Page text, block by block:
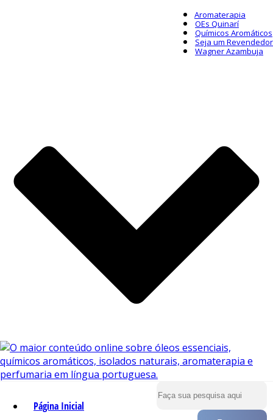
Aromaterapia
OEs Quinarí
Químicos Aromáticos
Seja um Revendedor
Wagner Azambuja
Página Inicial